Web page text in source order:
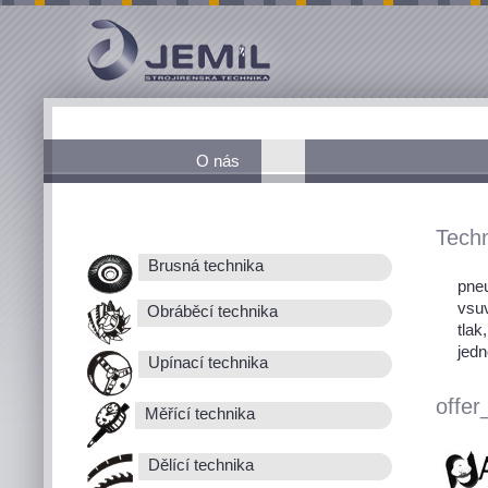
O nás
Brusná technika
Obráběcí technika
Upínací technika
Měřící technika
Dělící technika